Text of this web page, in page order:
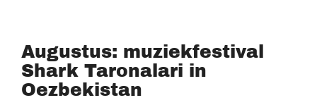
Augustus: muziekfestival
Shark Taronalari in
Oezbekistan